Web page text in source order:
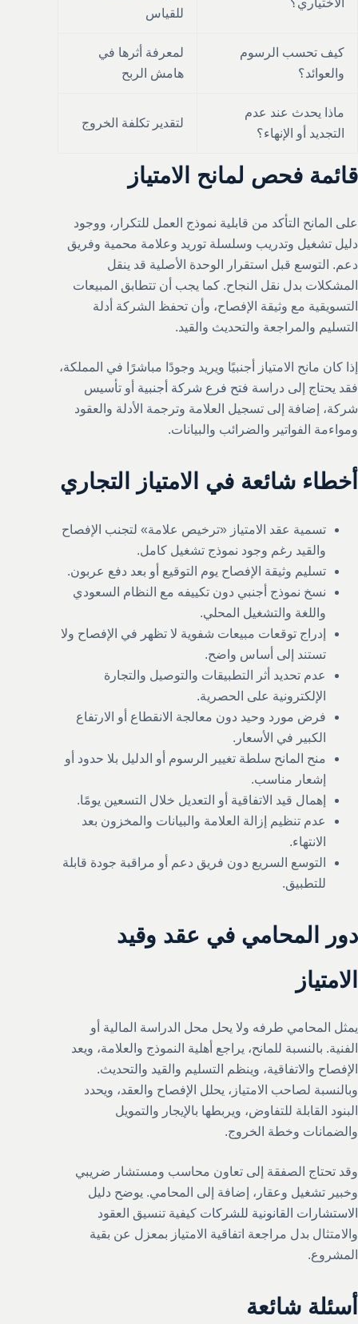
للقياس
كيف تحسب الرسوم
والعوائد؟
لمعرفة أثرها في
هامش الربح
ماذا يحدث عند عدم
التجديد أو الإنهاء؟
لتقدير تكلفة الخروج
قائمة فحص لمانح الامتياز
على المانح التأكد من قابلية نموذج العمل للتكرار، ووجود
دليل تشغيل وتدريب وسلسلة توريد وعلامة محمية وفريق
دعم. التوسع قبل استقرار الوحدة الأصلية قد ينقل
المشكلات بدل نقل النجاح. كما يجب أن تتطابق المبيعات
التسويقية مع وثيقة الإفصاح، وأن تحفظ الشركة أدلة
التسليم والمراجعة والتحديث والقيد.
إذا كان مانح الامتياز أجنبيًا ويريد وجودًا مباشرًا في المملكة،
فقد يحتاج إلى دراسة فتح فرع شركة أجنبية أو تأسيس
شركة، إضافة إلى تسجيل العلامة وترجمة الأدلة والعقود
ومواءمة الفواتير والضرائب والبيانات.
أخطاء شائعة في الامتياز التجاري
تسمية عقد الامتياز «ترخيص علامة» لتجنب الإفصاح
والقيد رغم وجود نموذج تشغيل كامل.
تسليم وثيقة الإفصاح يوم التوقيع أو بعد دفع عربون.
نسخ نموذج أجنبي دون تكييفه مع النظام السعودي
واللغة والتشغيل المحلي.
إدراج توقعات مبيعات شفوية لا تظهر في الإفصاح ولا
تستند إلى أساس واضح.
عدم تحديد أثر التطبيقات والتوصيل والتجارة
الإلكترونية على الحصرية.
فرض مورد وحيد دون معالجة الانقطاع أو الارتفاع
الكبير في الأسعار.
منح المانح سلطة تغيير الرسوم أو الدليل بلا حدود أو
إشعار مناسب.
إهمال قيد الاتفاقية أو التعديل خلال التسعين يومًا.
عدم تنظيم إزالة العلامة والبيانات والمخزون بعد
الانتهاء.
التوسع السريع دون فريق دعم أو مراقبة جودة قابلة
للتطبيق.
دور المحامي في عقد وقيد
الامتياز
يمثل المحامي طرفه ولا يحل محل الدراسة المالية أو
الفنية. بالنسبة للمانح، يراجع أهلية النموذج والعلامة، ويعد
الإفصاح والاتفاقية، وينظم التسليم والقيد والتحديث.
وبالنسبة لصاحب الامتياز، يحلل الإفصاح والعقد، ويحدد
البنود القابلة للتفاوض، ويربطها بالإيجار والتمويل
والضمانات وخطة الخروج.
وقد تحتاج الصفقة إلى تعاون محاسب ومستشار ضريبي
وخبير تشغيل وعقار، إضافة إلى المحامي. يوضح دليل
الاستشارات القانونية للشركات كيفية تنسيق العقود
والامتثال بدل مراجعة اتفاقية الامتياز بمعزل عن بقية
المشروع.
أسئلة شائعة